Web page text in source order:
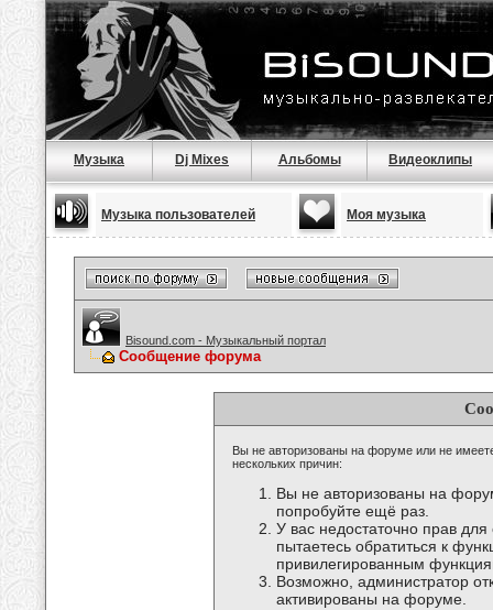
Музыка Dj Mixes Альбомы Видеоклипы
Музыка пользователей Моя музыка
Bisound.com - Музыкальный портал
Сообщение форума
Вы не авторизованы на форуме или не
нескольких причин:
Вы не авторизованы на
попробуйте ещё раз.
У вас недостаточно прав
пытаетесь обратиться к
привилегированным
Возможно, администратор
активированы на форуме.